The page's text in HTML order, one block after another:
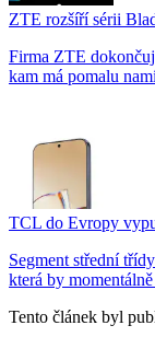
ZTE rozšíří sérii
Firma ZTE
kam má pomalu
TCL do Evropy
Segment střední
která by
Tento článek byl